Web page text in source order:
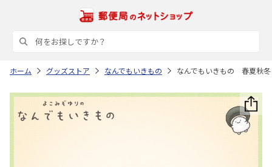
ホーム グッズストア なんでもいきもの なんでもいきもの 春夏秋